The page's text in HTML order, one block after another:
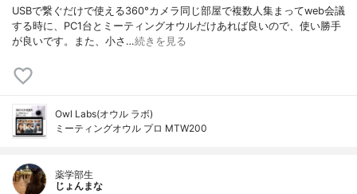
USBで繋ぐだけで使える360°カメラ同じ部屋で複数人集まってweb会議
する時に、PC1台とミーティングオウルだけあれば良いので、使い勝手
が良いです。また、小さ…続きを見る
Owl Labs(オウル ラボ)
ミーティングオウル プロ MTW200
薬学部生
じょんまな